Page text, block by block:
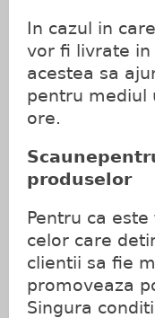
In cazul in
vor fi livrate in
acestea sa
pentru mediul
ore.
produselor
Pentru ca
celor care
clientii sa fie
promoveaza
Singura